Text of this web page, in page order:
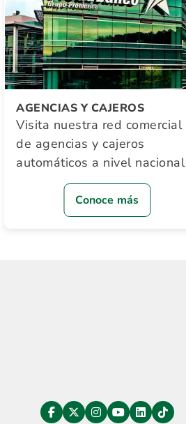
AGENCIAS Y CAJEROS
Visita nuestra red comercial
de agencias y cajeros
automáticos a nivel nacional
Conoce más